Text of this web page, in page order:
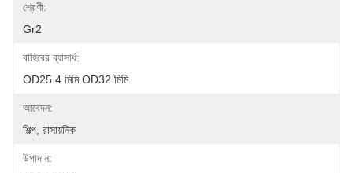
শ্রেণী:
Gr2
বাহিরের ব্যাসার্ধ:
OD25.4 মিমি OD32 মিমি
আবেদন:
শিল্প, রাসায়নিক
উপাদান: